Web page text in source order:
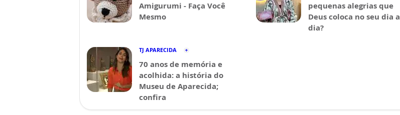
Amigurumi - Faça Você
Mesmo
pequenas alegrias que
Deus coloca no seu dia a
dia?
TJ APARECIDA
70 anos de memória e
acolhida: a história do
Museu de Aparecida;
confira